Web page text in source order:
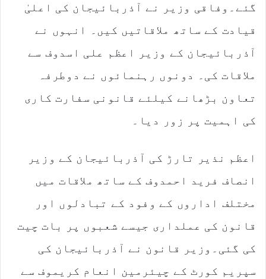
گئے۔وفاقی وزیر نے آذربائیجان کی اعلیٰ
قیادت کے ساتھ ملاقاتیں کیں۔ انہوں نے
آذربائیجان کے وزیر اعظم علی اسدوف سے
ملاقات کی۔ دونوں رہنمائوں نے دوطرفہ
تعاون بڑھانے کیلئے قانونی سفارت کاری
کی اہمیت پر زور دیا۔
اعظم نذیر تارڑ کی آذربائیجان کے وزیر
انصاف فرید احمدوف کے ساتھ ملاقات میں
مختلف اداروں کے وفود کے تبادلوں اور
قانون کی عملداری جیسے شعبوں پر بات چیت
کی گئی۔وزیر قانون نے آذربائیجان کی
سپریم کورٹ کے چیئرمین انعام کریموف سے